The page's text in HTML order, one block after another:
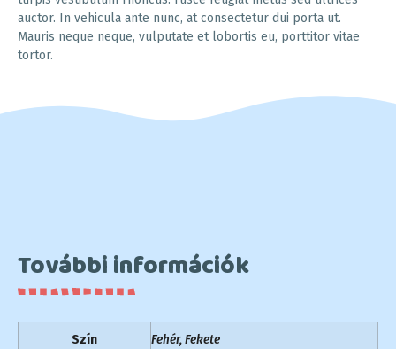
auctor. In vehicula ante nunc, at consectetur dui porta ut.
Mauris neque neque, vulputate et lobortis eu, porttitor vitae
tortor.
További információk
Szín Fehér, Fekete